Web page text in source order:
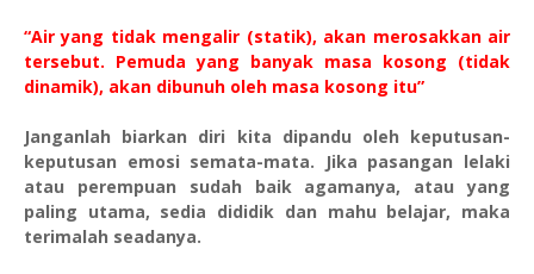
“Air yang tidak mengalir (statik), akan merosakkan air
tersebut. Pemuda yang banyak masa kosong (tidak
dinamik), akan dibunuh oleh masa kosong itu”
Janganlah biarkan diri kita dipandu oleh keputusan-
keputusan emosi semata-mata. Jika pasangan lelaki
atau perempuan sudah baik agamanya, atau yang
paling utama, sedia dididik dan mahu belajar, maka
terimalah seadanya.